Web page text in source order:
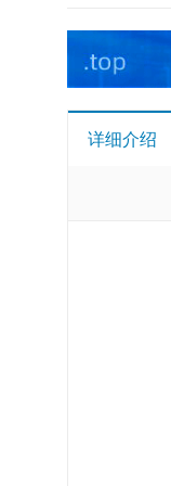
详细介绍